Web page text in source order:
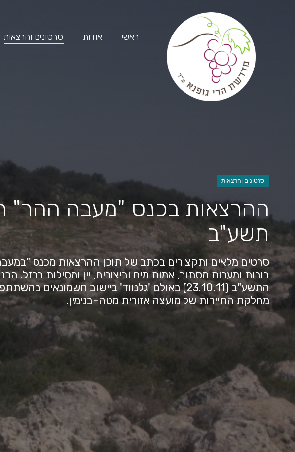
ראשי אודות סרטונים והרצאות
סרטונים והרצאות
ההרצאות בכנס "מעבה ההר"
תשע"ב
סרטים מלאים ותקצירים בכתב של תוכן ההרצאות מכנס "במעבה
בורות ומערות מסתור, אמות מים וביצורים, יין ומסילות ברזל.
מחלקת התיירות של מועצה אזורית מטה-בנימין.